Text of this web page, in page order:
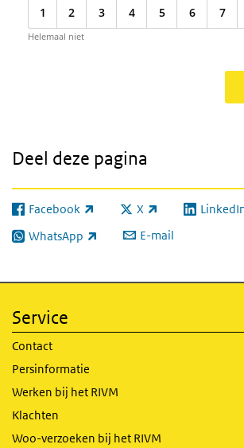
1 2 3 4 5 6 7
Helemaal niet
Deel deze pagina
Facebook
(externe link) X
(externe link)(externe
WhatsApp
(externe link) E-mail
Service
Contact
Persinformatie
Werken bij het RIVM
Klachten
Woo-verzoeken bij het RIVM